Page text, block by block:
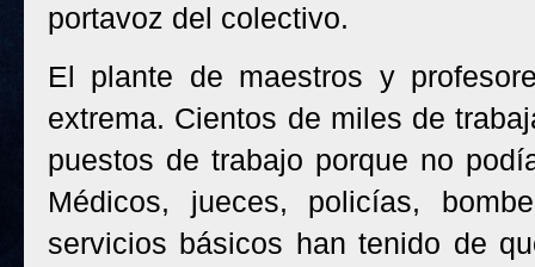
portavoz del colectivo.
El plante de maestros y
extrema. Cientos de miles de
puestos de trabajo porque no
Médicos, jueces, policías,
servicios básicos han tenido de